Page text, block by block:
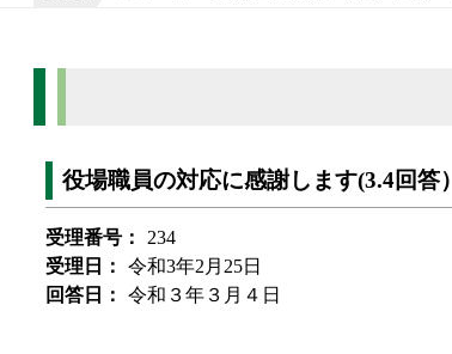
役場職員の対応に感謝します(3.4回答）
受理番号：
234
受理日：
令和3年2月25日
回答日：
令和３年３月４日